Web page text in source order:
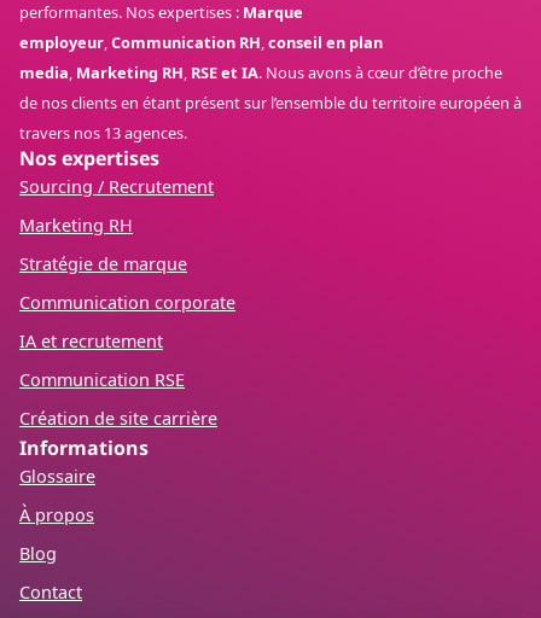
performantes. Nos expertises : Marque
employeur,Communication RH,conseil en plan
media, Marketing RH, RSE et IA. Nous avons à cœur d’être proche
de nos clients en étant présent sur l’ensemble du territoire européen à
travers nos 13 agences.
Nos expertises
Sourcing / Recrutement
Marketing RH
Stratégie de marque
Communication corporate
IA et recrutement
Communication RSE
Création de site carrière
Informations
Glossaire
À propos
Blog
Contact